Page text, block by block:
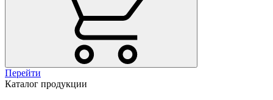
Перейти
Каталог продукции